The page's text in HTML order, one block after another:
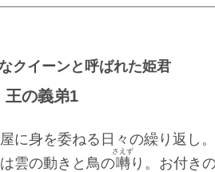
0
クイーンと呼ばれた姫君
王の義弟1
身を委ねる日々の繰り返し。
雲の動きと鳥の囀
さえず
り。お付き